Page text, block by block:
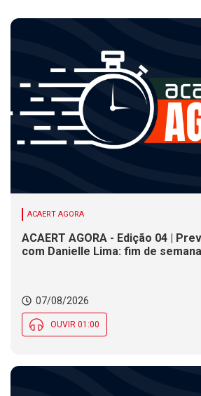
ACAERT AGORA
ACAERT AGORA - Edição 04 |
com Danielle Lima: fim de
07/08/2026
OUVIR 01:00